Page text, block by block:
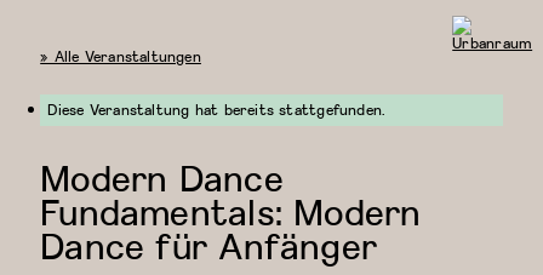
« Alle Veranstaltungen
Diese Veranstaltung hat bereits stattgefunden.
Modern Dance
Fundamentals: Modern
Dance für Anfänger